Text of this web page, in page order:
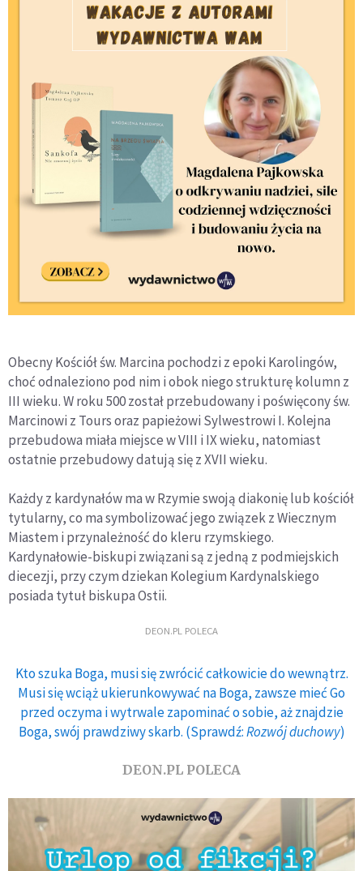
Obecny Kościół św. Marcina pochodzi z epoki Karolingów,
choć odnaleziono pod nim i obok niego strukturę kolumn z
III wieku. W roku 500 został przebudowany i poświęcony św.
Marcinowi z Tours oraz papieżowi Sylwestrowi I. Kolejna
przebudowa miała miejsce w VIII i IX wieku, natomiast
ostatnie przebudowy datują się z XVII wieku.
Każdy z kardynałów ma w Rzymie swoją diakonię lub kościół
tytularny, co ma symbolizować jego związek z Wiecznym
Miastem i przynależność do kleru rzymskiego.
Kardynałowie-biskupi związani są z jedną z podmiejskich
diecezji, przy czym dziekan Kolegium Kardynalskiego
posiada tytuł biskupa Ostii.
DEON.PL POLECA
Kto szuka Boga, musi się zwrócić całkowicie do wewnątrz.
Musi się wciąż ukierunkowywać na Boga, zawsze mieć Go
przed oczyma i wytrwale zapominać o sobie, aż znajdzie
Boga, swój prawdziwy skarb. (Sprawdź:Rozwój duchowy)
DEON.PL POLECA